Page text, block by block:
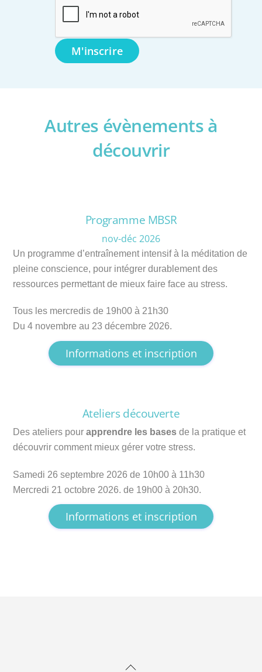
Autres évènements à
découvrir
Programme MBSR
nov-déc 2026
Un programme d’entraînement intensif à la méditation de
pleine conscience, pour intégrer durablement des
ressources permettant de mieux faire face au stress.
Tous les mercredis de 19h00 à 21h30
Du 4 novembre au 23 décembre 2026.
Informations et inscription
Ateliers découverte
Des ateliers pourapprendre les bases de la pratique et
découvrir comment mieux gérer votre stress.
Samedi 26 septembre 2026 de 10h00 à 11h30
Mercredi 21 octobre 2026. de 19h00 à 20h30.
Informations et inscription
Back